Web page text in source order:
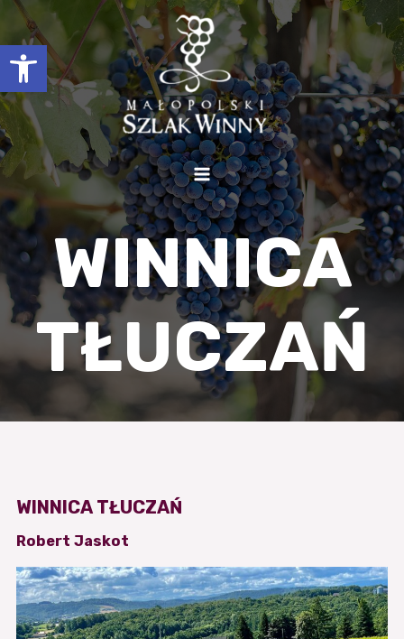
Otwórz pasek narzędzi
WINNICA
TŁUCZAŃ
WINNICA TŁUCZAŃ
Robert Jaskot